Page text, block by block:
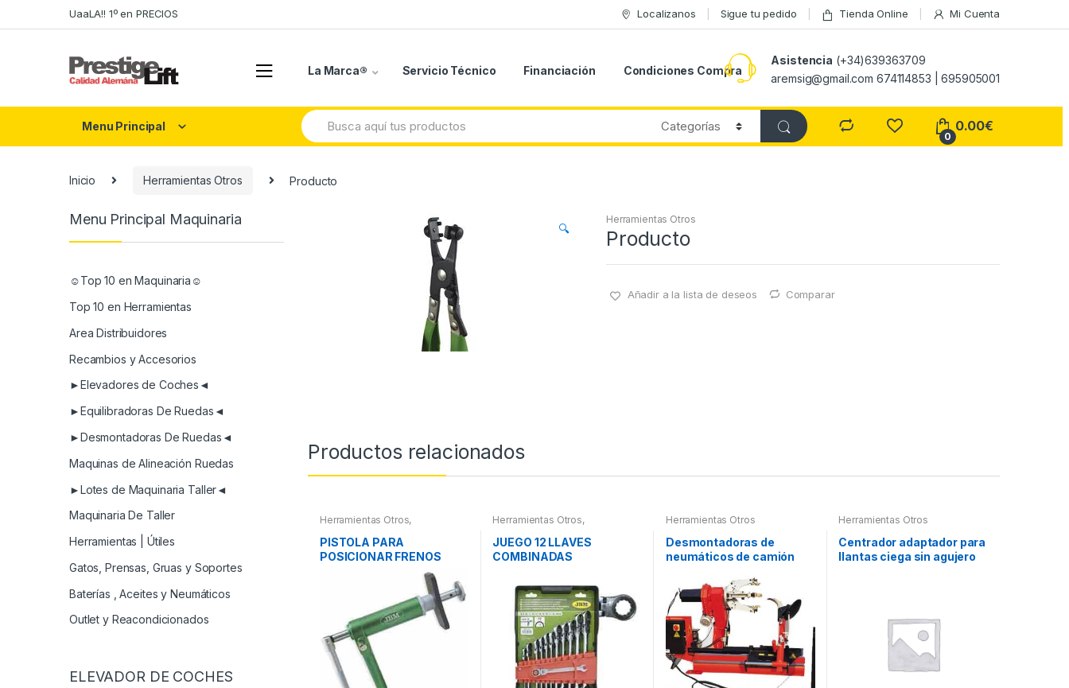
to
to
UaaLA!! 1º en PRECIOS Localizanos Sigue tu pedido Tienda Online Mi Cuenta
La Marca® Servicio Técnico Financiación Condiciones Compra
Asistencia (+34)639363709
aremsig@gmail.com 674114853 | 695905001
Menu Principal
Search
for:
0
0.00€
Inicio Herramientas Otros Producto
🔍
Herramientas Otros
Producto
Añadir a la lista de deseos Comparar
Productos relacionados
Herramientas Otros,
Refrigeración
PISTOLA PARA
POSICIONAR FRENOS
Herramientas Otros,
Herramientas De Mano
JUEGO 12 LLAVES
COMBINADAS
Herramientas Otros
Desmontadoras de
neumáticos de camión
Herramientas Otros
Centrador adaptador para
llantas ciega sin agujero
Menu Principal Maquinaria
☺Top 10 en Maquinaria☺
Top 10 en Herramientas
Area Distribuidores
Recambios y Accesorios
►Elevadores de Coches◄
►Equilibradoras De Ruedas◄
►Desmontadoras De Ruedas◄
Maquinas de Alineación Ruedas
►Lotes de Maquinaria Taller◄
Maquinaria De Taller
Herramientas | Útiles
Gatos, Prensas, Gruas y Soportes
Baterías , Aceites y Neumáticos
Outlet y Reacondicionados
ELEVADOR DE COCHES